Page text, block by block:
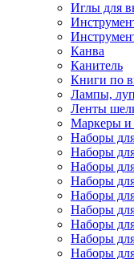
Иглы для
Канва
Канитель
Книги по
Лампы,
Ленты
Маркеры и
Наборы
Наборы
Наборы
Наборы
Наборы
Наборы
Наборы
Наборы
Наборы